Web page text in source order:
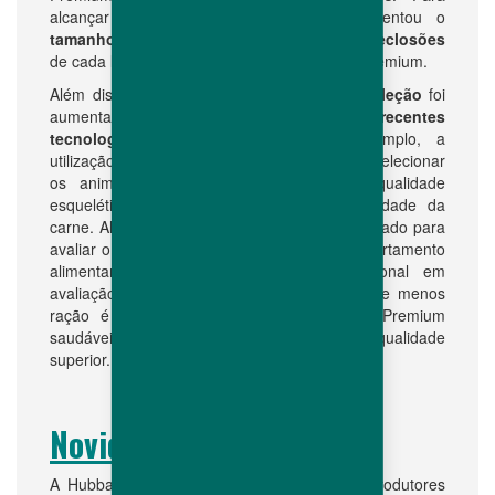
alcançar este resultado, a Hubbard aumentou o
tamanho das populações
número de eclosões
de cada linha pura do programa de seleção Premium.
Além disso, a
acurácia dos métodos de seleção foi
aumentada graças à utilização das
mais recentes
tecnologias e técnicas
, como por exemplo, a
utilização de scaners 3D, que nos permitem selecionar
os animais levando em consideração a qualidade
esquelética, rendimento de carcaça e qualidade da
carne. Além do mais, um novo método é utilizado para
avaliar o Indice de Consumo (FCR) e o comportamento
alimentar dos animais. Este ganho adicional em
avaliação do Indice de Consumo significa que menos
ração é necessária para produzir frangos Premium
saudáveis, rústicos e com uma carne de qualidade
superior.
Novidades
A Hubbard oferece uma vasta gama de reprodutores